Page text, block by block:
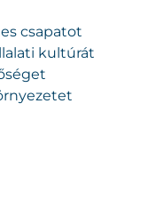
csapatot
kultúrát